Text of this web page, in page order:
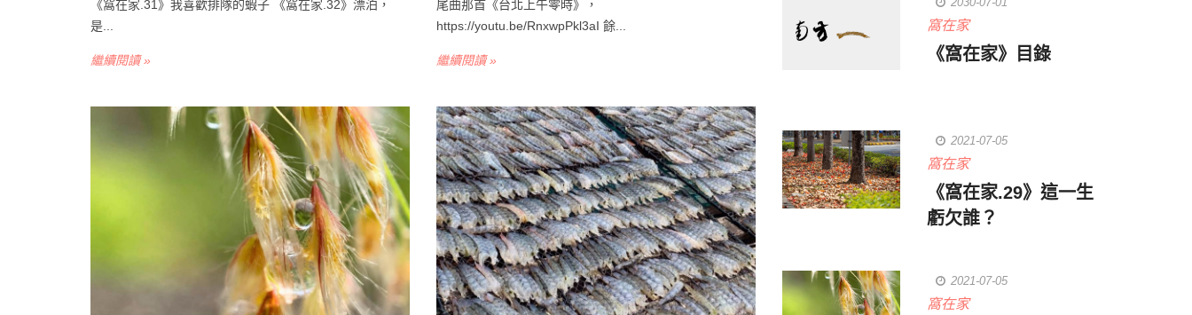
《窩在家.31》我喜歡排隊的蝦子 《窩在家.32》漂泊，
是...
繼續閱讀 »
尾曲那首《台北上午零時》，
https://youtu.be/RnxwpPkl3aI 餘...
繼續閱讀 »
窩在家
《窩在家》目錄
2021-07-05
窩在家
《窩在家.29》這一生
虧欠誰？
2021-07-05
窩在家